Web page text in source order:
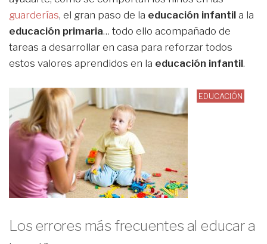
guarderías, el gran paso de la educación infantil a la
educación primaria… todo ello acompañado de
tareas a desarrollar en casa para reforzar todos
estos valores aprendidos en la educación infantil.
EDUCACIÓN
Los errores más frecuentes al educar a